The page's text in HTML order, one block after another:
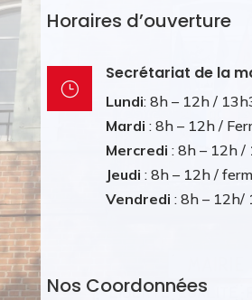
Horaires d’ouverture
}
Secrétariat de la
Lundi: 8h – 12h /
Mardi : 8h – 12h /
Mercredi : 8h – 12h
Jeudi : 8h – 12h /
Vendredi : 8h – 12h/
Nos Coordonnées